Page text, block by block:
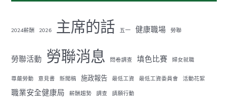
2024薪酬 2026 主席的話 五一 健康職場 勞聯
勞聯活動 勞聯消息 問卷調查 填色比賽 婦女就職
尊嚴勞動 意見書 新聞稿 施政報告 最低工資 最低工資委員會 活動花絮
職業安全健康局 薪酬趨勢 調查 請願行動